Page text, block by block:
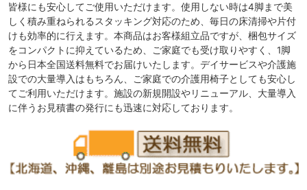
皆様にも安心してご使用いただけます。使用しない時は4脚まで美
しく積み重ねられるスタッキング対応のため、毎日の床清掃や片付
けも効率的に行えます。本商品はお客様組立品ですが、梱包サイズ
をコンパクトに抑えているため、ご家庭でも受け取りやすく、1脚
から日本全国送料無料でお届けいたします。デイサービスや介護施
設での大量導入はもちろん、ご家庭での介護用椅子としても安心し
てご利用いただけます。施設の新規開設やリニューアル、大量導入
に伴うお見積書の発行にも迅速に対応しております。